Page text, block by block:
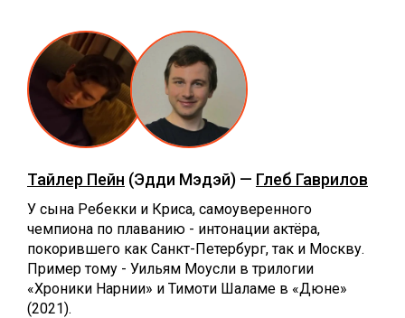
Тайлер Пейн (Эдди Мэдэй) — Глеб Гаврилов
У сына Ребекки и Криса, самоуверенного
чемпиона по плаванию - интонации актёра,
покорившего как Санкт-Петербург, так и Москву.
Пример тому - Уильям Моусли в трилогии
«Хроники Нарнии» и Тимоти Шаламе в «Дюне»
(2021).